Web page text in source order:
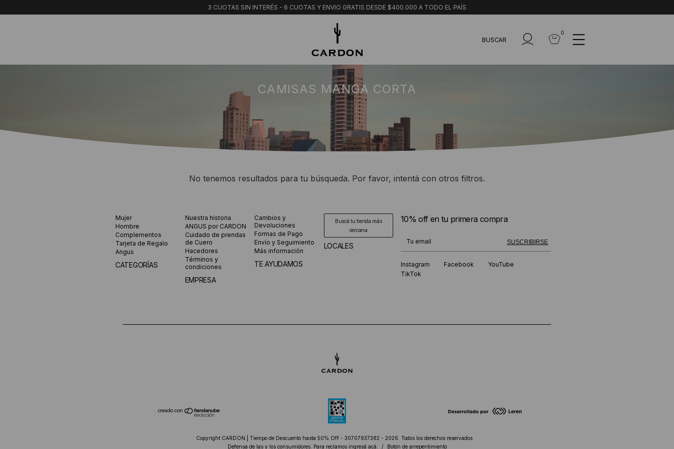
3 CUOTAS SIN INTERÉS - 6 CUOTAS Y ENVIO GRATIS DESDE $400.000 A TODO EL PAÍS
BUSCAR
0
CAMISAS MANGA CORTA
No tenemos resultados para tu búsqueda. Por favor, intentá con otros filtros.
Mujer
Hombre
Complementos
Tarjeta de Regalo
Angus
CATEGORÍAS
Nuestra historia
ANGUS por CARDON
Cuidado de prendas
de Cuero
Hacedores
Términos y
condiciones
EMPRESA
Cambios y
Devoluciones
Formas de Pago
Envío y Seguimiento
Más información
TE AYUDAMOS
Buscá tu tienda más
cercana
LOCALES
10% off en tu primera compra
SUSCRIBIRSE
¡Te suscribiste exitosamente!
Instagram Facebook
YouTube
TikTok
Copyright CARDON | Tiempo de Descuento hasta 50% Off - 30707937382 - 2026. Todos los derechos reservados.
Defensa de las y los consumidores. Para reclamos ingresá acá. / Botón de arrepentimiento